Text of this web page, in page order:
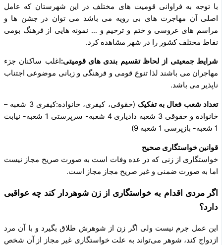
با توجه به فراوانی قومیت های مختلف در این شهرستان که عامل
اصلی آن مهاجرت های بی رویه می باشد می توان در جشن ها و
مراسم های عروسی و ختم و ترحیم و … نمونه هایی از فرهنگ بومی
نقاط مختلف کشور را در شهر مشاهده کرد.
شرایط جمعیتی از لحاظ تقسیم بندی های قومیتی: اغلب ساکنان جزء
مهاجران می باشند لذا تنوع قومی و فرهنگی و زبانی موضوعی اجتناب
ناپذیر می باشد.
تعداد شعب فعال به تفکیک
(حقوقی، کیفری، خانواده:کیفری 3 شعبه –
خانواده و حقوقی 3 شعبه دادیاری 4 شعبه- سرپرستی 1 شعبه- نیابت
1 شعبه- بازپرسی 1 شعبه 9)
قوانین خواستگاری صحیح
خواستگاری از زنی که در عده وفات است به صورت صریح مجاز نیست
اما به صورت ضمنی و غیر صریح مجاز مجاز است.
اگر مردی اقدام به خواستگاری از زن شوهردار کند چه عواقبی
دارد؟
این عمل جرم نیست ولی اگر زن از شوهرش طلاق بگیرد و با آن مرد
ازدواج کند، شوهر می‌تواند به علت خواستگاری غیر مجاز از آن شخص